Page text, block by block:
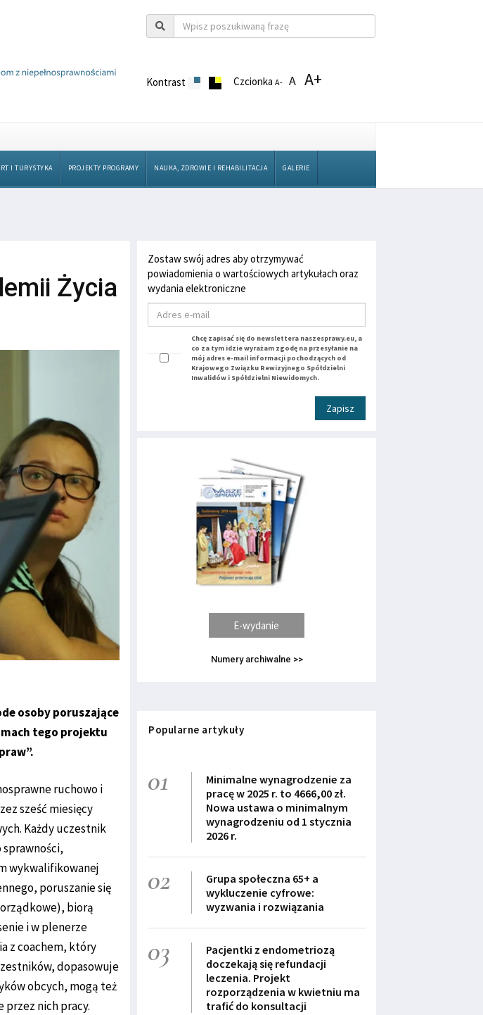
Kontrast CzcionkaA- A A+
I TURYSTYKA PROJEKTY PROGRAMY NAUKA, ZDROWIE I REHABILITACJA GALERIE
Życia
osoby poruszające
tego projektu
ruchowo i
sześć miesięcy
Każdy uczestnik
wykwalifikowanej
poruszanie się
biorą
i w plenerze
z coachem, który
dopasowuje
obcych, mogą też
przez nich pracy.
Zostaw swój adres aby otrzymywać
powiadomienia o wartościowych artykułach oraz
wydania elektroniczne
Chcę zapisać się do newslettera naszesprawy.eu, a
co za tym idzie wyrażam zgodę na przesyłanie na
mój adres e-mail informacji pochodzących od
Krajowego Związku Rewizyjnego Spółdzielni
Inwalidów i Spółdzielni Niewidomych.
Zapisz
E-wydanie
Numery archiwalne >>
Popularne artykuły
01
Minimalne wynagrodzenie za
pracę w 2025 r. to 4666,00 zł.
Nowa ustawa o minimalnym
wynagrodzeniu od 1 stycznia
2026 r.
02
Grupa społeczna 65+ a
wykluczenie cyfrowe:
wyzwania i rozwiązania
03
Pacjentki z endometriozą
doczekają się refundacji
leczenia. Projekt
rozporządzenia w kwietniu ma
trafić do konsultacji